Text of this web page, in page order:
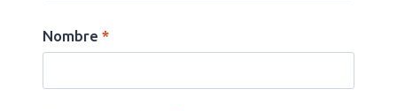
Nombre *